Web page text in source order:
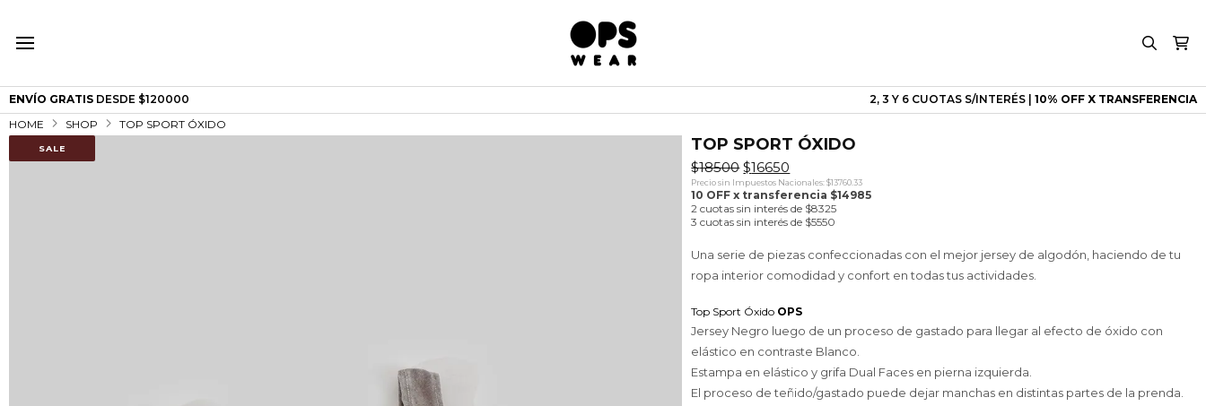
ENVÍO GRATIS DESDE $120000 2, 3 Y 6 CUOTAS S/INTERÉS | 10% OFF X TRANSFERENCIA
HOME
SHOP TOP SPORT ÓXIDO
SALE TOP SPORT ÓXIDO
$18500 El
precio
original
era:
$18500.
$16650
precio
actual
es:
$16650.
Precio sin Impuestos Nacionales: $13760.33
10 OFF x transferencia $14985
2 cuotas sin interés de $8325
3 cuotas sin interés de $5550
Una serie de piezas confeccionadas con el mejor jersey de algodón, haciendo de tu
ropa interior comodidad y confort en todas tus actividades.
Top Sport Óxido OPS
Jersey Negro luego de un proceso de gastado para llegar al efecto de óxido con
elástico en contraste Blanco.
Estampa en elástico y grifa Dual Faces en pierna izquierda.
El proceso de teñido/gastado puede dejar manchas en distintas partes de la prenda.